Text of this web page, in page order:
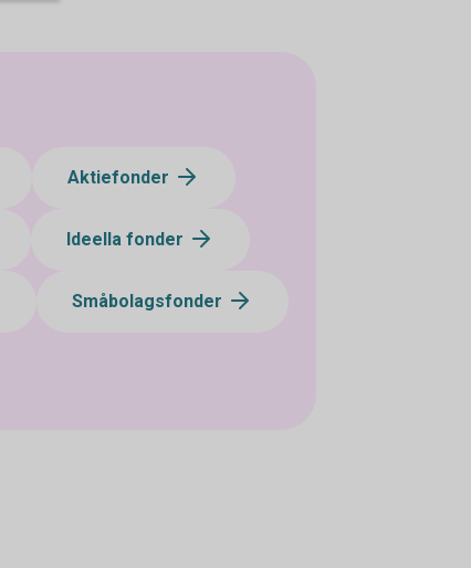
Aktiefonder
Ideella fonder
Småbolagsfonder